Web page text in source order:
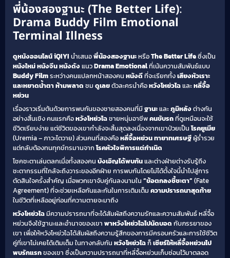
พี่น้องสองฐานะ (The Better Life):
Drama Buddy Film Emotional
Terminal Illness
ดูหนังออนไลน์iQIYI นำเสนอพี่น้องสองฐานะหรือThe Better Lifeซึ่งเป็น
หนังใหม่หนังจีนหนังดังแนวDramaEmotionalที่เน้นความสัมพันธ์แบบ
Buddy Filmระหว่างคนแปลกหน้าสองคน หนังดีที่จะเรียกทั้งเสียงหัวเราะ
และหยาดน้ำตาห้ามพลาด ชม ดูเลยตัวละครนำคือหวังโหย่วไฉและหลี่จื้อ
หย่วน
เรื่องราวเริ่มต้นด้วยการพบกันของชายสองคนที่มีฐานะและภูมิหลังต่างกัน
อย่างสิ้นเชิง คนแรกคือหวังโหย่วไฉชายหนุ่มอาชีพคนขับรถที่ดูเหมือนจะใช้
ชีวิตเรียบง่าย แต่ชีวิตของเขากำลังจะสิ้นสุดลงเนื่องจากเขาป่วยเป็นโรคยูเมีย
(Uremia – ภาวะไตวาย) ส่วนคนที่สองคือหลี่จื้อหย่วนทายาทเศรษฐีผู้ร่ำรวย
แต่กลับต้องทนทุกข์ทรมานจากโรคหัวใจพิการแต่กำเนิด
โชคชะตาเล่นตลกเมื่อทั้งสองคน บังเอิญได้พบกันและต่างฝ่ายต่างรับรู้ถึง
ชะตากรรมที่ใกล้จะถึงวาระของอีกฝ่าย การพบกันโดยไม่ได้ตั้งใจนี้นำไปสู่การ
ตัดสินใจครั้งสำคัญ เมื่อพวกเขาจับคู่กันลงนามใน “ข้อตกลงชี้ชะตา”(Fate
Agreement) ที่จะช่วยเหลือกันและกันในการเติมเต็ม ความปรารถนาสุดท้าย
ในชีวิตที่เหลืออยู่ก่อนที่ความตายจะมาถึง
หวังโหย่วไฉมีความปรารถนาที่จะได้สัมผัสถึงความรักและความสัมพันธ์ หลี่จื้อ
หย่วนจึงใช้ฐานะและอำนาจของเขา พาหวังโหย่วไฉไปนัดบอด กับภรรยาของ
เขา เพื่อให้หวังโหย่วไฉได้สัมผัสถึงความรู้สึกของการมีครอบครัวและการใช้ชีวิต
คู่ที่เขาไม่เคยได้เติมเต็ม ในทางกลับกัน หวังโหย่วไฉก็เชียร์ให้หลี่จื้อหย่วนไป
พบรักแรกของเขา ซึ่งเป็นความปรารถนาที่หลี่จื้อหย่วนเก็บซ่อนไว้มาตลอด